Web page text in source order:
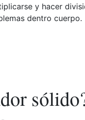
y hacer
dentro cuerpo.